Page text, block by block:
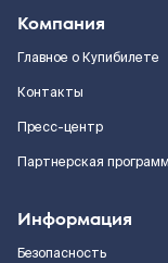
Компания
Главное о Купибилете
Контакты
Пресс-центр
Партнерская
Информация
Безопасность